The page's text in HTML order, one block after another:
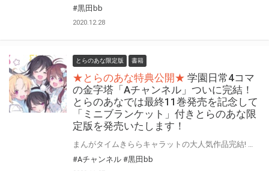
#黒田bb
2020.12.28
とらのあな限定版 書籍
★とらのあな特典公開★ 学園日常4コマ
の金字塔「Aチャンネル」ついに完結！
とらのあなでは最終11巻発売を記念して
「ミニブランケット」付きとらのあな限
定版を発売いたします！
#Aチャンネル #黒田bb